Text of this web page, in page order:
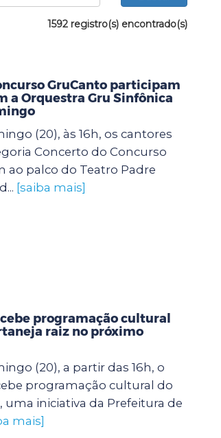
1592 registro(s) encontrado(s)
GruCanto participam
a Orquestra Gru Sinfônica
(20), às 16h, os cantores
Concerto do Concurso
ao palco do Teatro Padre
[saiba mais]
programação cultural
raiz no próximo
(20), a partir das 16h, o
programação cultural do
uma iniciativa da Prefeitura de
mais]